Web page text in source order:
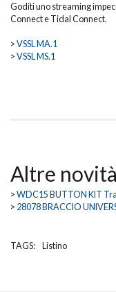
Goditi uno streaming
Connect e Tidal Connect.
> VSSL MA.1
> VSSL MS.1
Altre novità
> WDC15 BUTTON KIT
> 28078 BRACCIO
TAGS: Listino